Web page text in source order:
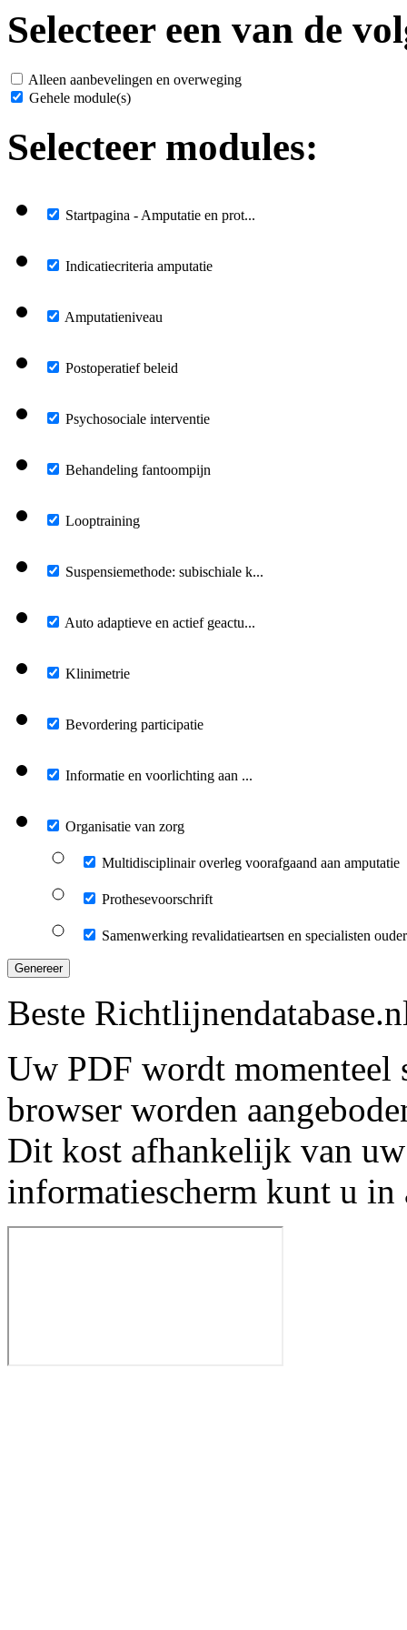
Selecteer een van de
Alleen aanbevelingen en overweging
Gehele module(s)
Selecteer modules:
Startpagina - Amputatie en prot...
Indicatiecriteria amputatie
Amputatieniveau
Postoperatief beleid
Psychosociale interventie
Behandeling fantoompijn
Looptraining
Suspensiemethode: subischiale k...
Auto adaptieve en actief geactu...
Klinimetrie
Bevordering participatie
Informatie en voorlichting aan ...
Organisatie van zorg
Multidisciplinair overleg voorafgaand aan amputatie
Prothesevoorschrift
Samenwerking revalidatieartsen en specialisten
Genereer
Beste
Uw PDF wordt momenteel
browser worden
Dit kost afhankelijk van
informatiescherm kunt u